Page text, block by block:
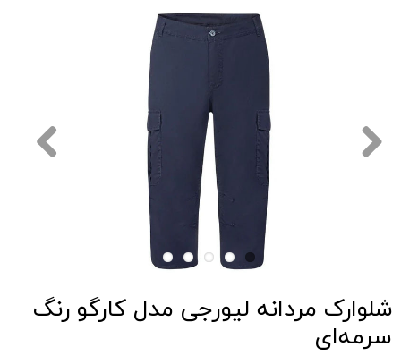
شلوارک مردانه لیورجی مدل کارگو رنگ
سرمه‌ای